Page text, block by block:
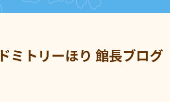
ドミトリーほり 館長ブログ